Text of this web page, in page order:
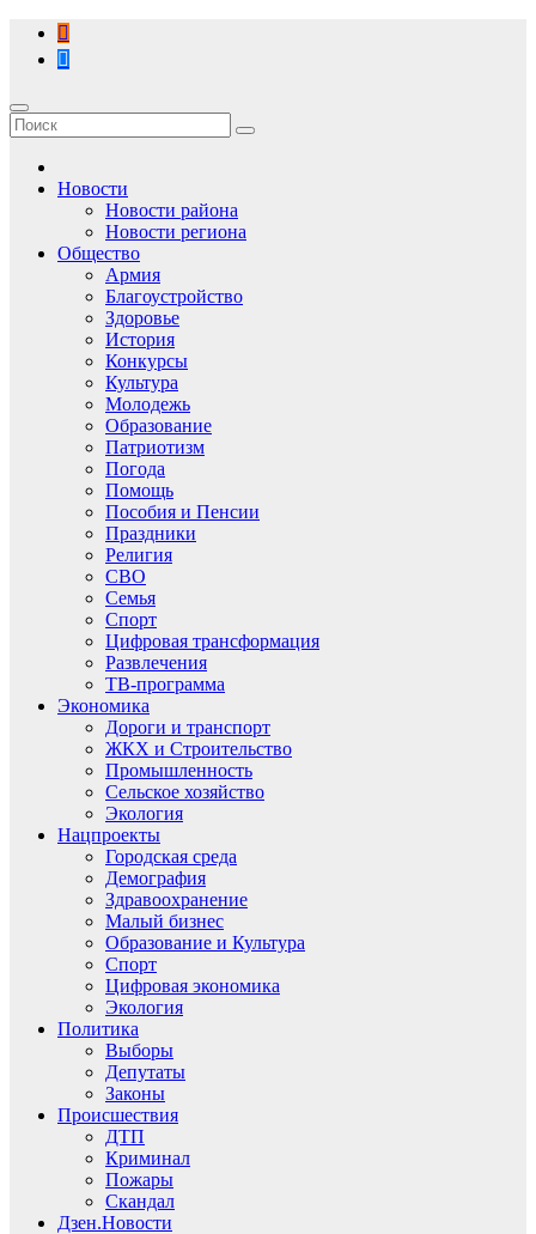
Перейти
содержимому
Новости
Новости района
Новости региона
Общество
Армия
Благоустройство
Здоровье
История
Конкурсы
Культура
Молодежь
Образование
Патриотизм
Погода
Помощь
Пособия и Пенсии
Праздники
Религия
СВО
Семья
Спорт
Цифровая трансформация
Развлечения
ТВ-программа
Экономика
Дороги и транспорт
ЖКХ и Строительство
Промышленность
Сельское хозяйство
Экология
Нацпроекты
Городская среда
Демография
Здравоохранение
Малый бизнес
Образование и Культура
Спорт
Цифровая экономика
Экология
Политика
Выборы
Депутаты
Законы
Происшествия
ДТП
Криминал
Пожары
Скандал
Дзен.Новости